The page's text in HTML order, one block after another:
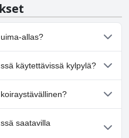
allas?
allasta.
käytettävissä kylpylä?
kylpylää.
koiria.saatavilla